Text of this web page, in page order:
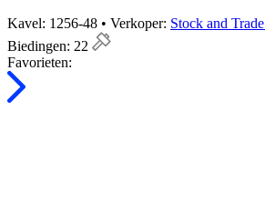
Kavel: 1256-48 • Verkoper: Stock and Trade
Biedingen: 22
Favorieten: